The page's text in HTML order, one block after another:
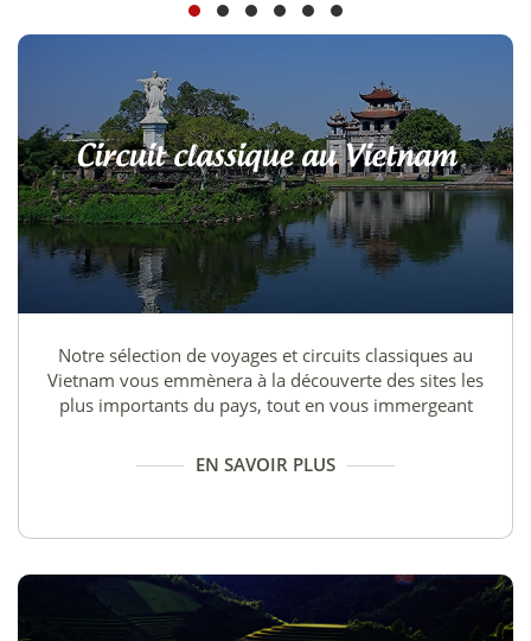
Circuit classique au Vietnam
Notre sélection de voyages et circuits classiques au
Vietnam vous emmènera à la découverte des sites les
plus importants du pays, tout en vous immergeant
originales créées par Exoland Travel.
EN SAVOIR PLUS